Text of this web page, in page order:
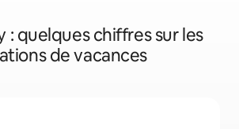
: quelques chiffres sur les
de vacances